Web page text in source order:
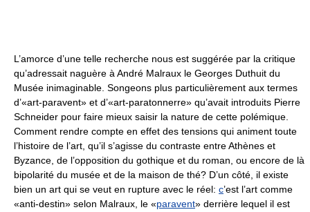
L’amorce d’une telle recherche nous est suggérée par la critique
qu’adressait naguère à André Malraux le Georges Duthuit du
Musée inimaginable. Songeons plus particulièrement aux termes
d’«art-paravent» et d’«art-paratonnerre» qu’avait introduits Pierre
Schneider pour faire mieux saisir la nature de cette polémique.
Comment rendre compte en effet des tensions qui animent toute
l’histoire de l’art, qu’il s’agisse du contraste entre Athènes et
Byzance, de l’opposition du gothique et du roman, ou encore de là
bipolarité du musée et de la maison de thé? D’un côté, il existe
bien un art qui se veut en rupture avec le réel: c’est l’art comme
«anti-destin» selon Malraux, le «paravent» derrière lequel il est